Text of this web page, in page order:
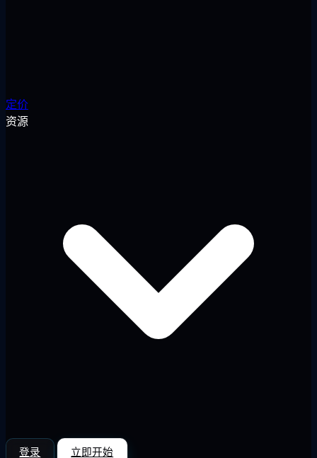
定价
资源
登录 立即开始